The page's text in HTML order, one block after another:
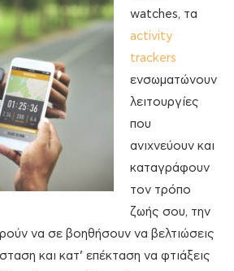
watches, τα
activity
trackers
ενσωματώνουν
λειτουργίες
που
ανιχνεύουν και
καταγράφουν
τον τρόπο
ζωής σου, την
να σε βοηθήσουν να βελτιώσεις
και κατ’ επέκταση να φτιάξεις